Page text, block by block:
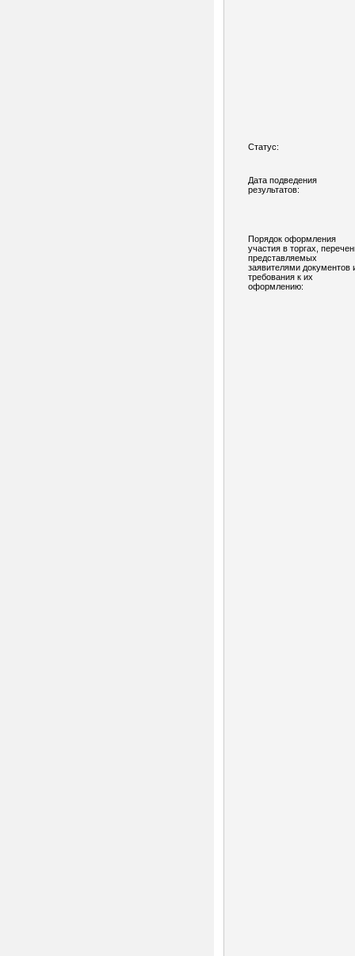
Статус:
Дата подведения
результатов:
Порядок оформления
участия в торгах,
представляемых
заявителями документов
требования к их
оформлению: